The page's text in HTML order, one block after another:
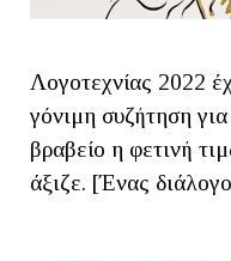
Λογοτεχνίας 2022
γόνιμη συζήτηση
βραβείο η φετινή
άξιζε. [Ένας